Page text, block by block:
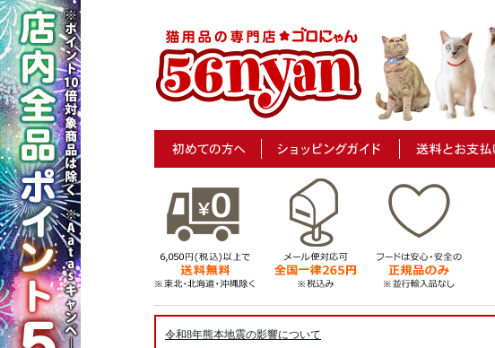
令和8年熊本地震の影響について